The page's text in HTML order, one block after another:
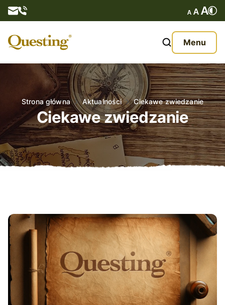
Menu
O nas
Oferta
Aktualności
Kontakt
Strona główna Aktualności Ciekawe zwiedzanie
Ciekawe zwiedzanie